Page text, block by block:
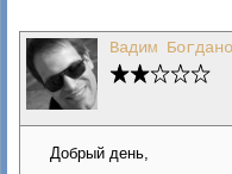
Вадим
Добрый день,